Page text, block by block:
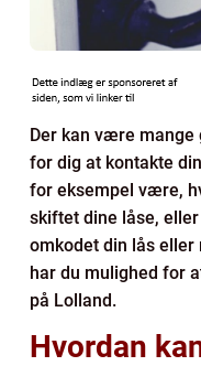
Der kan være mange
for dig at kontakte
for eksempel være,
skiftet dine låse,
omkodet din lås eller
har du mulighed for
på Lolland.
Hvordan